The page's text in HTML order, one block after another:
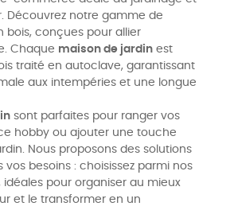
Découvrez notre gamme de
bois, conçues pour allier
Chaque maison de jardin est
traité en autoclave, garantissant
aux intempéries et une longue
sont parfaites pour ranger vos
hobby ou ajouter une touche
Nous proposons des solutions
besoins : choisissez parmi nos
idéales pour organiser au mieux
et le transformer en un